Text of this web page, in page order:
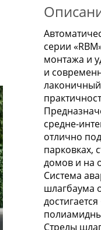
серии
монтажа и
и
средне-
отлично
парковках,
домов и на
Система
шлагбаума
Стрелы